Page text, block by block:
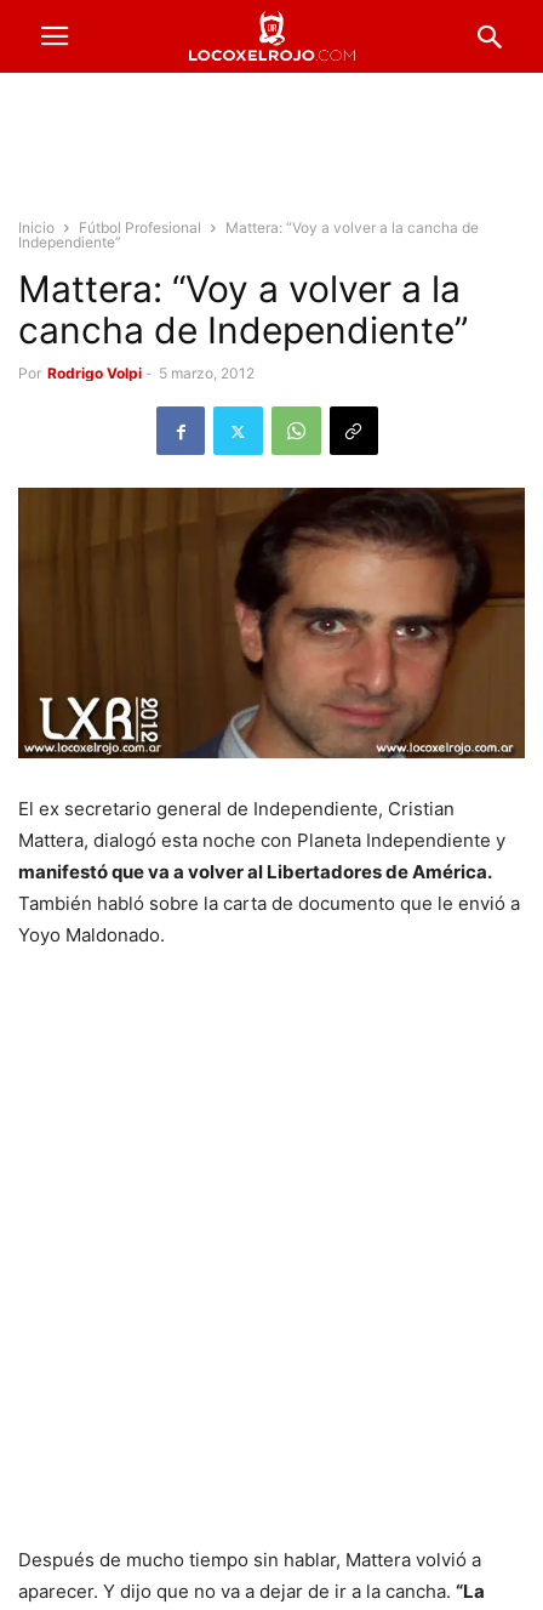
Inicio Fútbol Profesional
Mattera: “Voy a volver a la cancha de
Independiente”
Mattera: “Voy a volver a la
cancha de Independiente”
Por Rodrigo Volpi - 5 marzo, 2012
El ex secretario general de Independiente, Cristian
Mattera, dialogó esta noche con Planeta Independiente y
manifestó que va a volver al Libertadores de América.
También habló sobre la carta de documento que le envió a
Yoyo Maldonado.
Después de mucho tiempo sin hablar, Mattera volvió a
aparecer. Y dijo que no va a dejar de ir a la cancha. “La